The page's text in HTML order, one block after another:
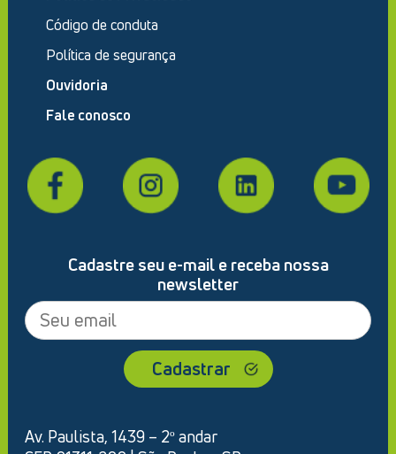
Código de conduta
Política de segurança
Ouvidoria
Fale conosco
Cadastre seu e-mail e receba nossa
newsletter
Av. Paulista, 1439 – 2º andar